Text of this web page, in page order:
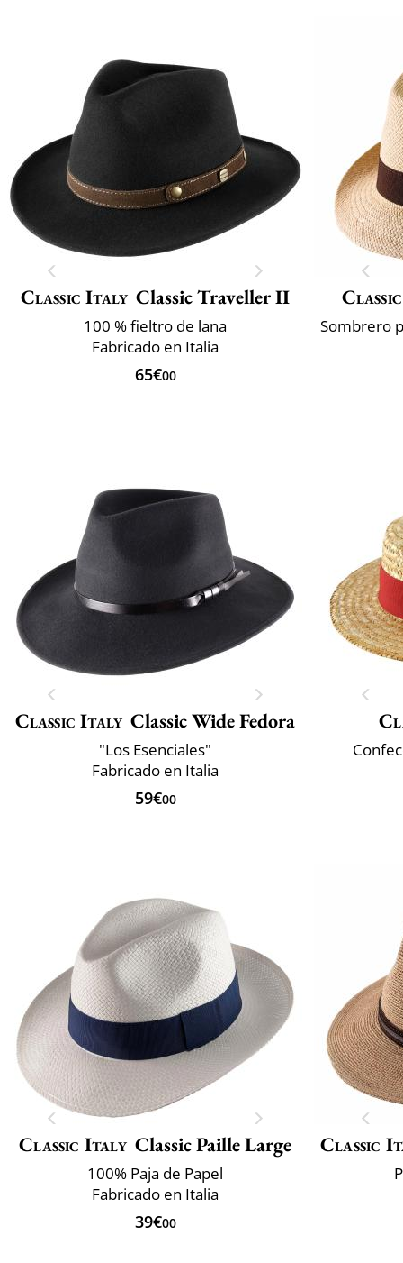
Classic Italy Classic Traveller II
100 % fieltro de lana
Fabricado en Italia
65€00
Classic Italy Classic Wide Fedora
"Los Esenciales"
Fabricado en Italia
59€00
Classic Italy Classic Paille Large
100% Paja de Papel
Fabricado en Italia
39€00
Classic